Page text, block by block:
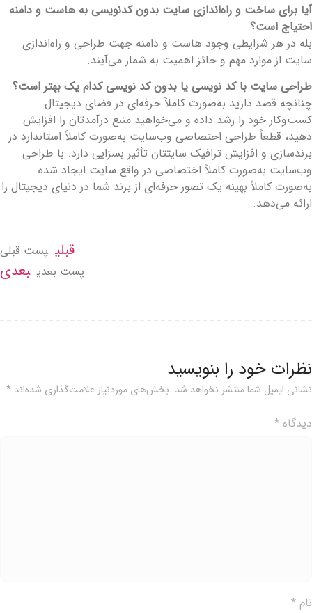
آیا برای ساخت و راه‌اندازی سایت بدون کدنویسی به هاست و دامنه
احتیاج است؟
بله در هر شرایطی وجود هاست و دامنه جهت طراحی و راه‌اندازی
سایت از موارد مهم و حائز اهمیت به شمار می‌آیند.
طراحی سایت با کد نویسی یا بدون کد نویسی کدام یک بهتر است؟
چنانچه قصد دارید به‌صورت کاملاً حرفه‌ای در فضای دیجیتال
کسب‌وکار خود را رشد داده و می‌خواهید منبع درآمدتان را افزایش
دهید، قطعاً طراحی اختصاصی وب‌سایت به‌صورت کاملاً استاندارد در
برندسازی و افزایش ترافیک سایتتان تأثیر بسزایی دارد. با طراحی
وب‌سایت به‌صورت کاملاً اختصاصی در واقع سایت ایجاد شده
به‌صورت کاملاً بهینه یک تصور حرفه‌ای از برند شما در دنیای دیجیتال را
ارائه می‌دهد.
قبلی پست قبلی
پست بعدی بعدی
نظرات خود را بنویسید
نشانی ایمیل شما منتشر نخواهد شد. بخش‌های موردنیاز علامت‌گذاری شده‌اند *
دیدگاه *
نام *